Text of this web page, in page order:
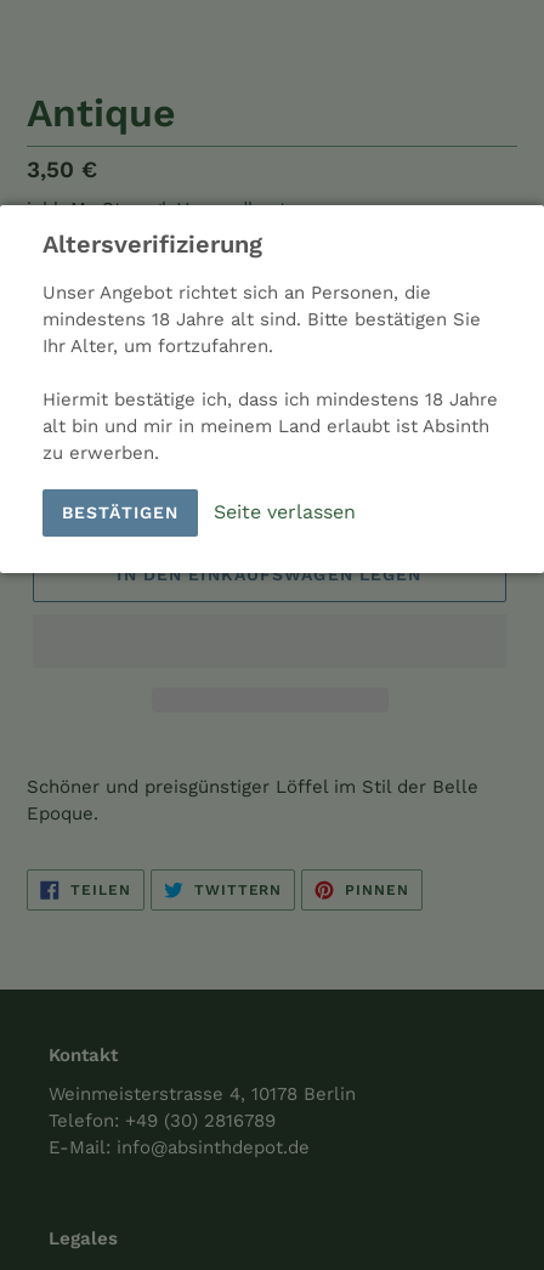
Altersverifizierung
Unser Angebot richtet sich an Personen, die
mindestens 18 Jahre alt sind. Bitte bestätigen Sie
Ihr Alter, um fortzufahren.
Hiermit bestätige ich, dass ich mindestens 18 Jahre
alt bin und mir in meinem Land erlaubt ist Absinth
zu erwerben.
BESTÄTIGEN Seite verlassen
Antique
Normaler
Preis
3,50 €
inkl. MwSt. zzgl.Versandkosten
Hersteller: Cannax
Ladenpreis: 3,50 €
Land: Deutschland
Menge
IN DEN EINKAUFSWAGEN LEGEN
wird
Warenkorb
Schöner und preisgünstiger Löffel im Stil der Belle
Epoque.
TEILEN
FACEBOOK
TEILEN
TWITTERN
TWITTER
TWITTERN
PINNEN
PINNEN
Kontakt
Weinmeisterstrasse 4, 10178 Berlin
Telefon: +49 (30) 2816789
E-Mail: info@absinthdepot.de
Legales